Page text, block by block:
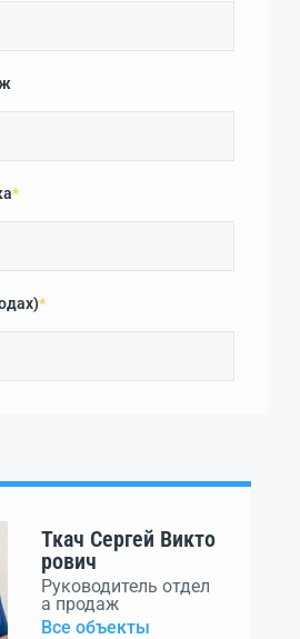
*
*
Ткач Сергей Викто
рович
Руководитель отдел
а продаж
Все объекты